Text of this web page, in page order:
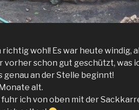
wohl! Es war heute windig,
vorher schon gut geschützt, was
an der Stelle beginnt!
alt.
ich von oben mit der